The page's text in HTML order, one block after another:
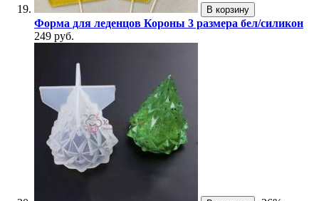
В корзину
Форма для леденцов Короны 3 размера бел/силикон
249 руб.